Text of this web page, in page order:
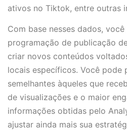
ativos no Tiktok, entre outras
Com base nesses dados,
programação de publicação
criar novos conteúdos
locais específicos. Você pode
semelhantes àqueles que
de visualizações e o maior
informações obtidas pelo
ajustar ainda mais sua